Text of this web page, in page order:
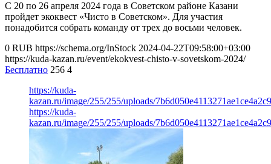
С 20 по 26 апреля 2024 года в Советском районе Казани
пройдет экоквест «Чисто в Советском». Для участия
понадобится собрать команду от трех до восьми человек.
0 RUB https://schema.org/InStock 2024-04-22T09:58:00+03:00
https://kuda-kazan.ru/event/ekokvest-chisto-v-sovetskom-2024/
Бесплатно 256 4
https://kuda-
kazan.ru/image/255/255/uploads/
https://kuda-
kazan.ru/image/255/255/uploads/